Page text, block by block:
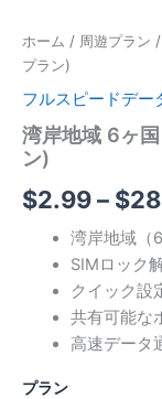
ホーム / 周遊プラン
プラン)
フルスピードデー
湾岸地域 6ヶ
ン)
$2.99– $
湾岸地域（
SIMロック
クイック設
共有可能な
高速データ
プラン